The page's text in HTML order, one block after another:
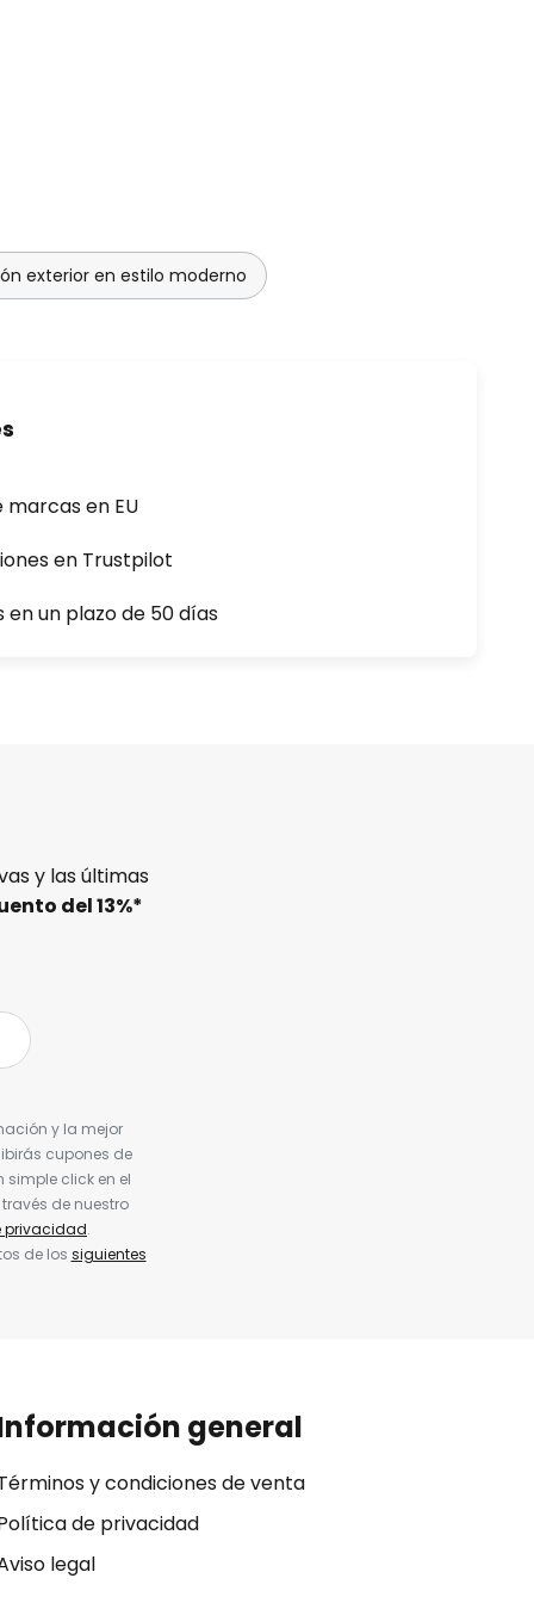
exterior en estilo moderno
en EU
en Trustpilot
un plazo de 50 días
y las últimas
del13%*
y la mejor
cupones de
click en el
de nuestro
privacidad.
de los siguientes
general
y condiciones de venta
de privacidad
legal